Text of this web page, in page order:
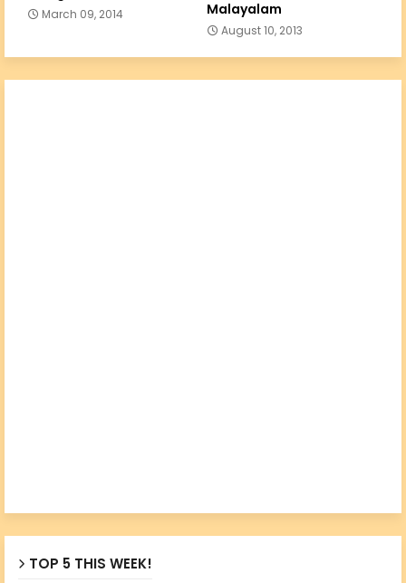
March 09, 2014
Malayalam
August 10, 2013
TOP 5 THIS WEEK!